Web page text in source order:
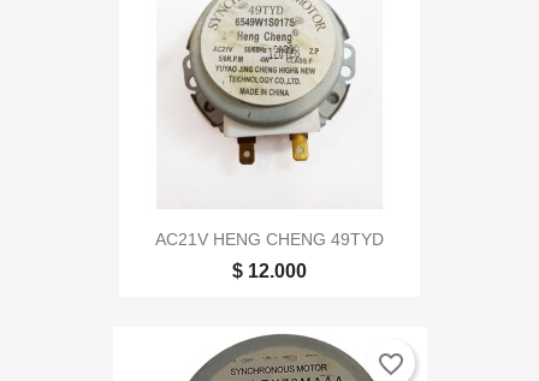
AC21V HENG CHENG 49TYD
$ 12.000
favorite_border